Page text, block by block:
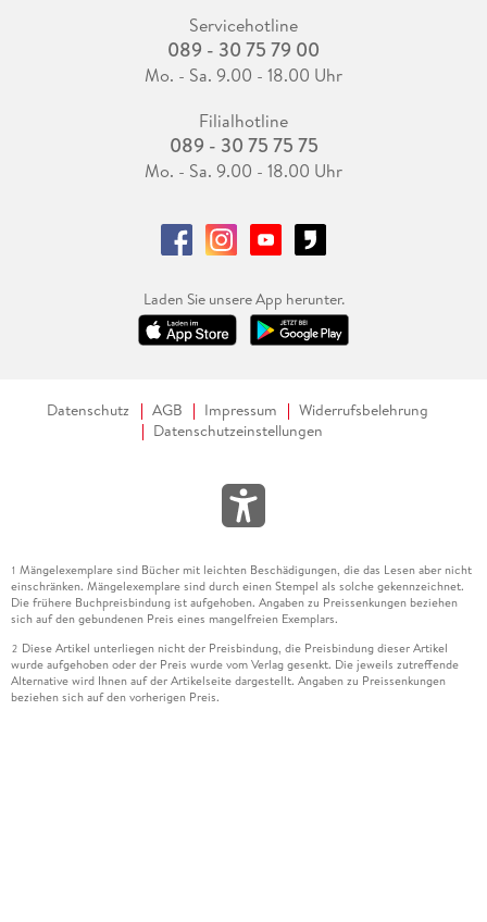
Servicehotline
089 - 30 75 79 00
Mo. - Sa. 9.00 - 18.00 Uhr
Filialhotline
089 - 30 75 75 75
Mo. - Sa. 9.00 - 18.00 Uhr
Laden Sie unsere App herunter.
Datenschutz AGB Impressum
Widerrufsbelehrung
Datenschutzeinstellungen
1 Mängelexemplare sind Bücher mit leichten Beschädigungen, die das Lesen aber nicht
einschränken. Mängelexemplare sind durch einen Stempel als solche gekennzeichnet.
Die frühere Buchpreisbindung ist aufgehoben. Angaben zu Preissenkungen beziehen
sich auf den gebundenen Preis eines mangelfreien Exemplars.
2 Diese Artikel unterliegen nicht der Preisbindung, die Preisbindung dieser Artikel
wurde aufgehoben oder der Preis wurde vom Verlag gesenkt. Die jeweils zutreffende
Alternative wird Ihnen auf der Artikelseite dargestellt. Angaben zu Preissenkungen
beziehen sich auf den vorherigen Preis.